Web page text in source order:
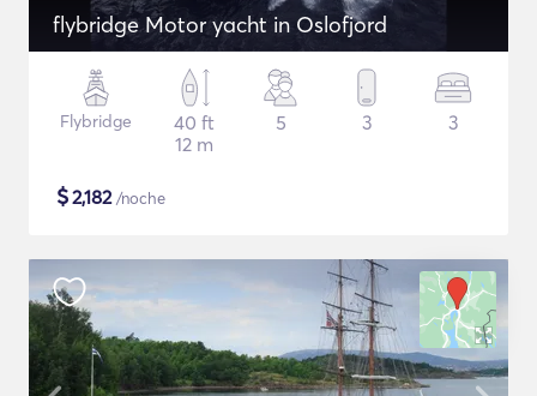
flybridge Motor yacht in Oslofjord
Flybridge
40 ft
12 m
5 3 3
$2,182/noche